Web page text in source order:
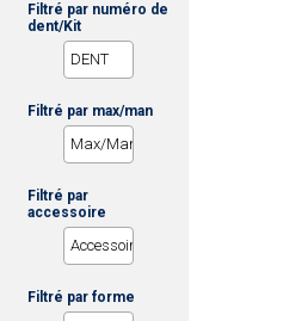
Filtré par numéro de
dent/Kit
Filtré par max/man
Filtré par
accessoire
Filtré par forme